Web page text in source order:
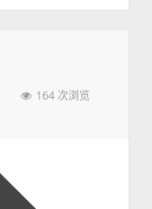
164 次浏览